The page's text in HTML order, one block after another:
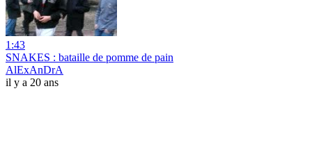
1:43
SNAKES : bataille de pomme de pain
AlExAnDrA
il y a 20 ans